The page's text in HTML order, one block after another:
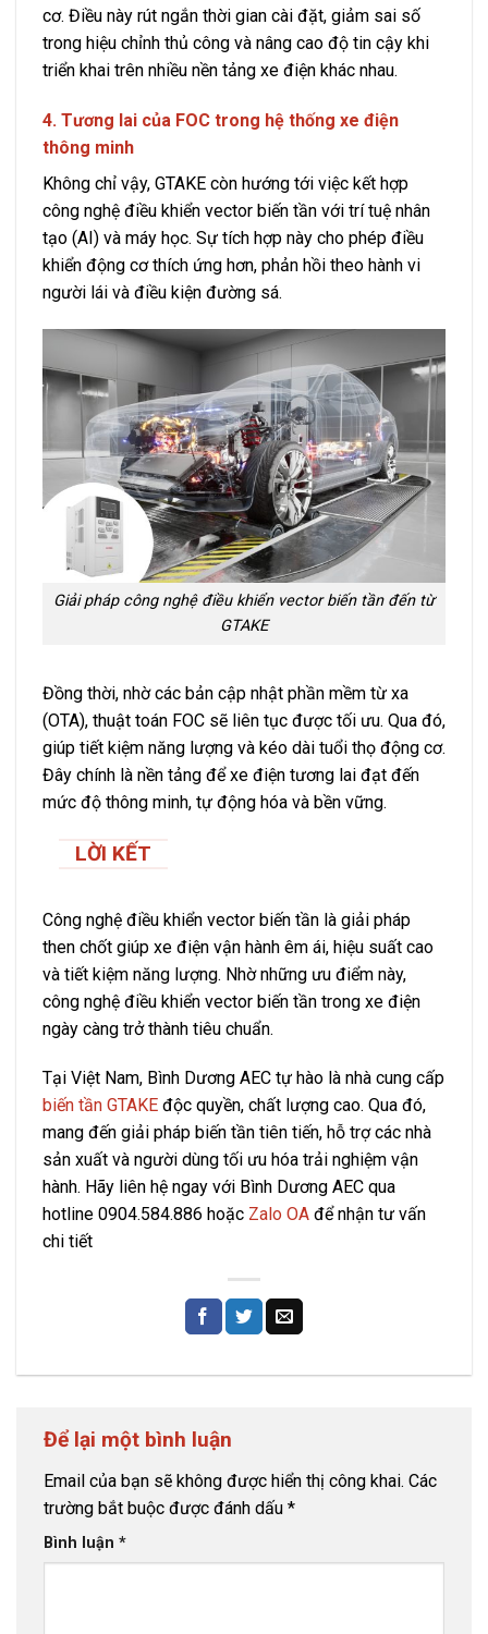
cơ. Điều này rút ngắn thời gian cài đặt, giảm sai số
trong hiệu chỉnh thủ công và nâng cao độ tin cậy khi
triển khai trên nhiều nền tảng xe điện khác nhau.
4. Tương lai của FOC trong hệ thống xe điện
thông minh
Không chỉ vậy, GTAKE còn hướng tới việc kết hợp
công nghệ điều khiển vector biến tần với trí tuệ nhân
tạo (AI) và máy học. Sự tích hợp này cho phép điều
khiển động cơ thích ứng hơn, phản hồi theo hành vi
người lái và điều kiện đường sá.
Giải pháp công nghệ điều khiển vector biến tần đến từ
GTAKE
Đồng thời, nhờ các bản cập nhật phần mềm từ xa
(OTA), thuật toán FOC sẽ liên tục được tối ưu. Qua đó,
giúp tiết kiệm năng lượng và kéo dài tuổi thọ động cơ.
Đây chính là nền tảng để xe điện tương lai đạt đến
mức độ thông minh, tự động hóa và bền vững.
LỜI KẾT
Công nghệ điều khiển vector biến tần là giải pháp
then chốt giúp xe điện vận hành êm ái, hiệu suất cao
và tiết kiệm năng lượng. Nhờ những ưu điểm này,
công nghệ điều khiển vector biến tần trong xe điện
ngày càng trở thành tiêu chuẩn.
Tại Việt Nam, Bình Dương AEC tự hào là nhà cung cấp
biến tần GTAKE độc quyền, chất lượng cao. Qua đó,
mang đến giải pháp biến tần tiên tiến, hỗ trợ các nhà
sản xuất và người dùng tối ưu hóa trải nghiệm vận
hành. Hãy liên hệ ngay với Bình Dương AEC qua
hotline 0904.584.886 hoặc Zalo OA để nhận tư vấn
chi tiết
Để lại một bình luận
Email của bạn sẽ không được hiển thị công khai. Các
trường bắt buộc được đánh dấu *
Bình luận *